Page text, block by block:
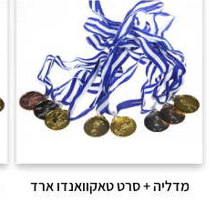
מדליה + סרט טאקוואנדו ארד